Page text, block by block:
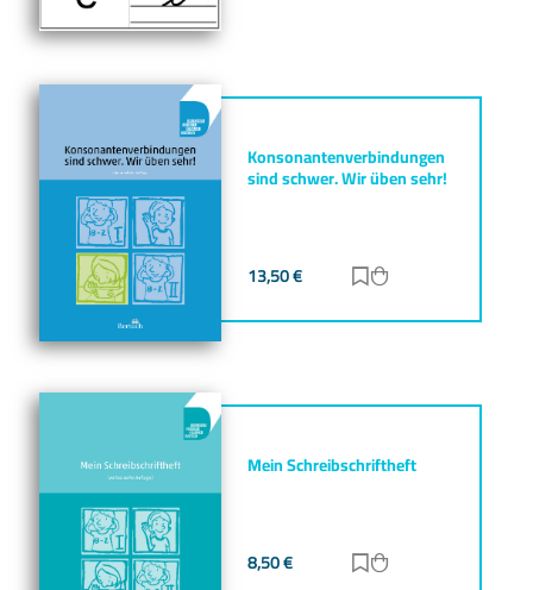
Konsonantenverbindungen
sind schwer. Wir üben sehr!
13,50€ Zur Merkliste
Mein Schreibschriftheft
8,50€ Zur Merkliste